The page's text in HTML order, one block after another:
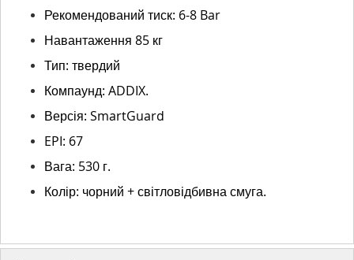
Рекомендований тиск: 6-8 Bar
Навантаження 85 кг
Тип: твердий
Компаунд: ADDIX.
Версія: SmartGuard
EPI: 67
Вага: 530 г.
Колір: чорний + світловідбивна смуга.